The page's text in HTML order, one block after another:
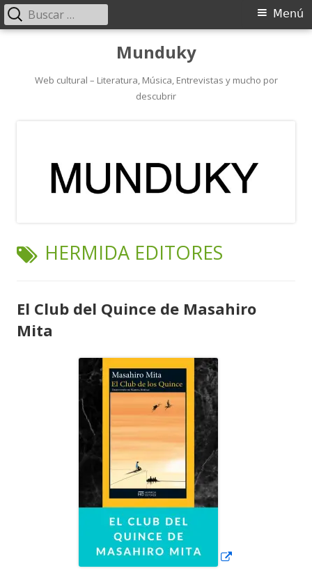
contenido
Munduky
Web cultural – Literatura, Música, Entrevistas y mucho por
descubrir
Menú
Menú
Buscar:
ETIQUETA:
HERMIDA EDITORES
El Club del Quince de Masahiro
Mita